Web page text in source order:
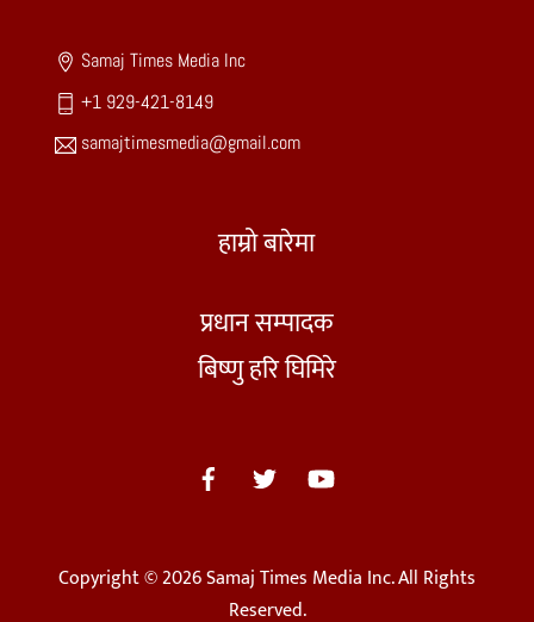
Samaj Times Media Inc
+1 929-421-8149
samajtimesmedia@gmail.com
हाम्रो बारेमा
प्रधान सम्पादक
बिष्णु हरि घिमिरे
Copyright © 2026 Samaj Times Media Inc. All Rights
Reserved.